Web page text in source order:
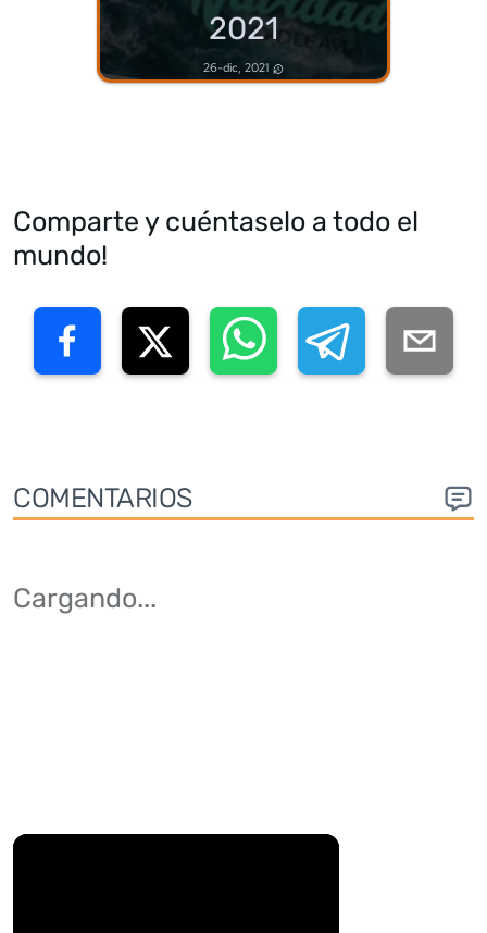
2021
26-dic, 2021
Comparte y cuéntaselo a todo el
mundo!
COMENTARIOS
Cargando...